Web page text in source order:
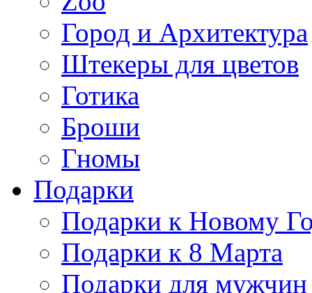
Город и Архитектура
Штекеры для цветов
Готика
Броши
Гномы
Подарки
Подарки к Новому
Подарки к 8 Марта
Подарки для мужчин